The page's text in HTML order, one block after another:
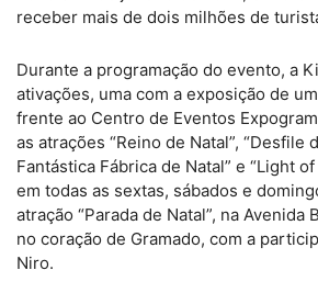
receber mais de dois milhões de
Durante a programação do evento, a
ativações, uma com a exposição de
frente ao Centro de Eventos
as atrações “Reino de Natal”, “Desfile
Fantástica Fábrica de Natal” e “Light
em todas as sextas, sábados e
atração “Parada de Natal”, na Avenida
no coração de Gramado, com a
Niro.